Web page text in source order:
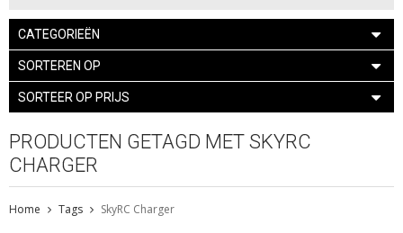
CATEGORIEËN
SORTEREN OP
SORTEER OP PRIJS
PRODUCTEN GETAGD MET SKYRC
CHARGER
Home Tags SkyRC Charger